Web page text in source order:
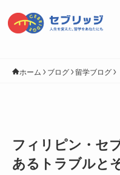
ホーム ブログ 留学ブログ
フィリピン・セ
あるトラブルと